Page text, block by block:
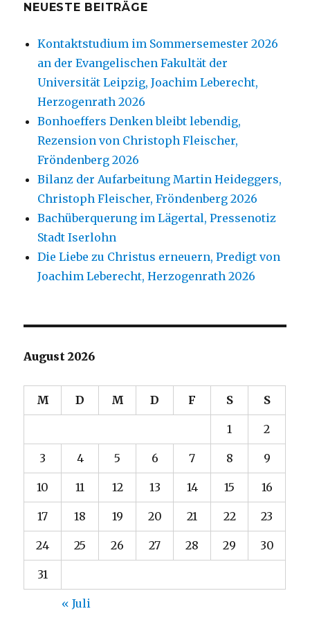
NEUESTE BEITRÄGE
Kontaktstudium im Sommersemester 2026
an der Evangelischen Fakultät der
Universität Leipzig, Joachim Leberecht,
Herzogenrath 2026
Bonhoeffers Denken bleibt lebendig,
Rezension von Christoph Fleischer,
Fröndenberg 2026
Bilanz der Aufarbeitung Martin Heideggers,
Christoph Fleischer, Fröndenberg 2026
Bachüberquerung im Lägertal, Pressenotiz
Stadt Iserlohn
Die Liebe zu Christus erneuern, Predigt von
Joachim Leberecht, Herzogenrath 2026
August 2026
M D M D F S S
1 2
3 4 5 6 7 8 9
10 11 12 13 14 15 16
17 18 19 20 21 22 23
24 25 26 27 28 29 30
31
« Juli